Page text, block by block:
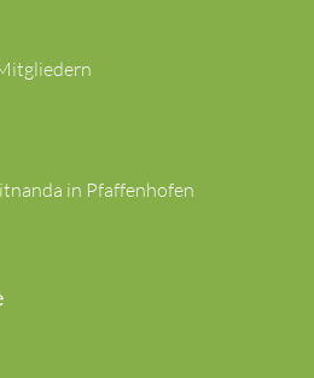
in Pfaffenhofen